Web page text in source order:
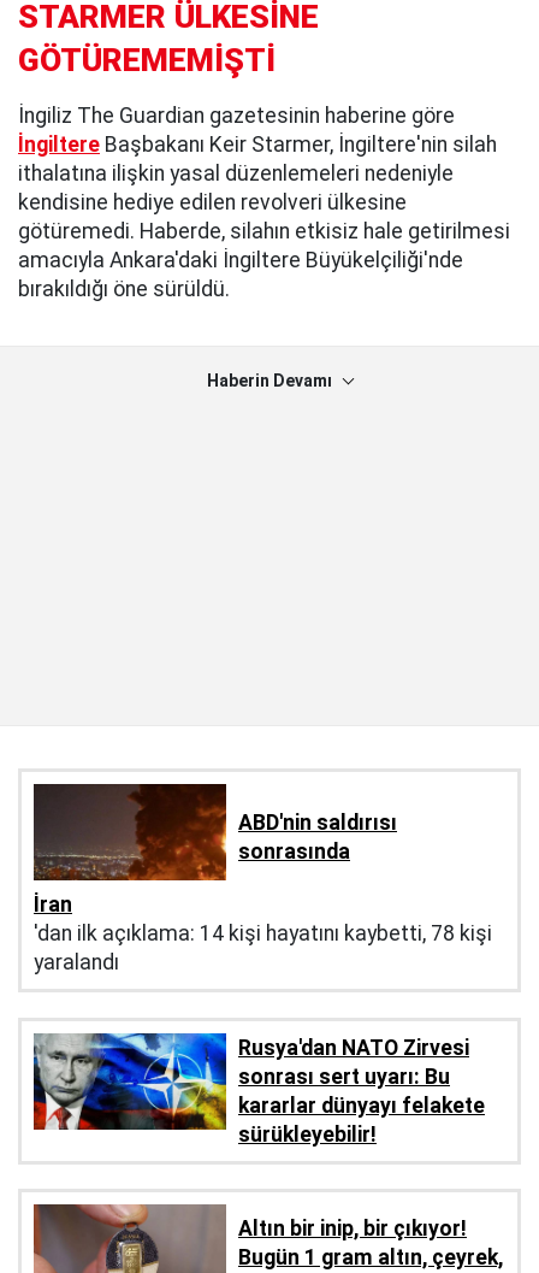
STARMER ÜLKESİNE
GÖTÜREMEMİŞTİ
İngiliz The Guardian gazetesinin haberine göre
İngiltere Başbakanı Keir Starmer, İngiltere'nin silah
ithalatına ilişkin yasal düzenlemeleri nedeniyle
kendisine hediye edilen revolveri ülkesine
götüremedi. Haberde, silahın etkisiz hale getirilmesi
amacıyla Ankara'daki İngiltere Büyükelçiliği'nde
bırakıldığı öne sürüldü.
Haberin Devamı
ABD'nin saldırısı
sonrasında
İran
'dan ilk açıklama: 14 kişi hayatını kaybetti, 78 kişi
yaralandı
Rusya'dan NATO Zirvesi
sonrası sert uyarı: Bu
kararlar dünyayı felakete
sürükleyebilir!
Altın bir inip, bir çıkıyor!
Bugün 1 gram altın, çeyrek,